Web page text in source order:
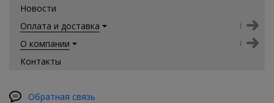
Новости
Оплата и доставка
О компании
Контакты
Обратная связь